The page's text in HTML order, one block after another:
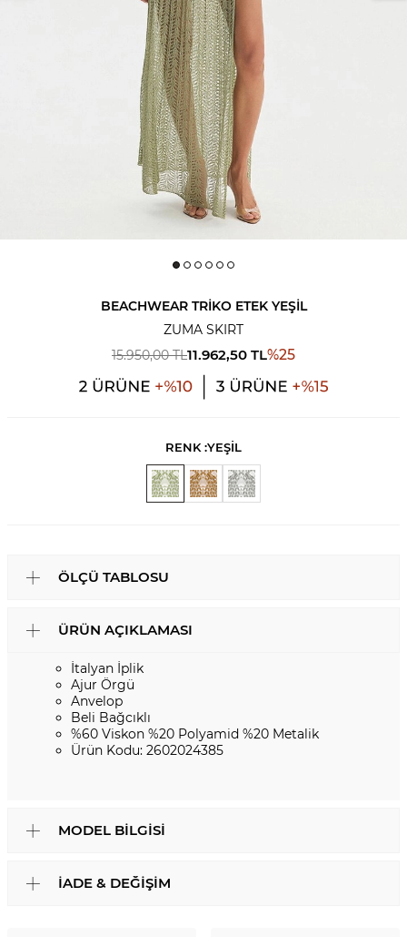
BEACHWEAR TRIKO ETEK YEŞIL
ZUMA SKIRT
15.950,00TL11.962,50 TL%25
RENK :YEŞİL
ÖLÇÜ TABLOSU
ÜRÜN AÇIKLAMASI
İtalyan İplik
Ajur Örgü
Anvelop
Beli Bağcıklı
%60 Viskon %20 Polyamid %20 Metalik
Ürün Kodu: 2602024385
MODEL BILGISI
İADE & DEĞIŞIM